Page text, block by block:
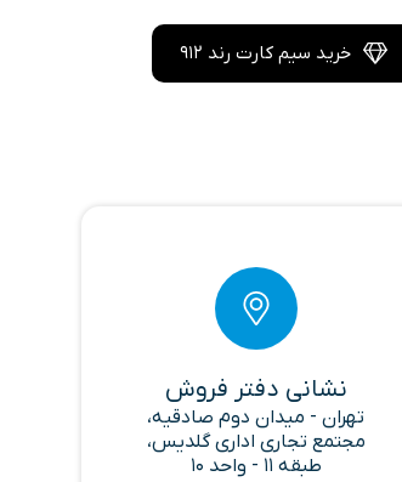
خرید سیم کارت رند 912
نشانی دفتر فروش
تهران - میدان دوم صادقیه،
مجتمع تجاری اداری گلدیس،
طبقه 11 - واحد 10